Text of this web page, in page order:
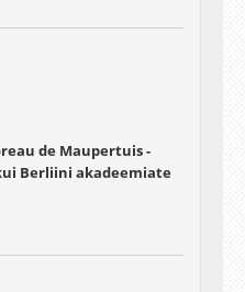
de Maupertuis -
Berliini akadeemiate